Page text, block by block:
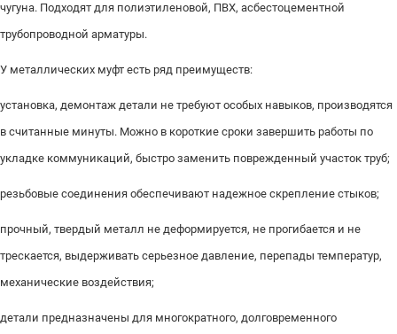
чугуна. Подходят для полиэтиленовой, ПВХ, асбестоцементной
трубопроводной арматуры.
У металлических муфт есть ряд преимуществ:
установка, демонтаж детали не требуют особых навыков, производятся
в считанные минуты. Можно в короткие сроки завершить работы по
укладке коммуникаций, быстро заменить поврежденный участок труб;
резьбовые соединения обеспечивают надежное скрепление стыков;
прочный, твердый металл не деформируется, не прогибается и не
трескается, выдерживать серьезное давление, перепады температур,
механические воздействия;
детали предназначены для многократного, долговременного